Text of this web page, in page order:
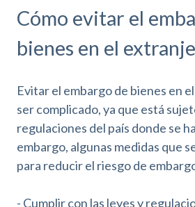
Cómo evitar el
bienes en el
Evitar el embargo de bienes en
ser complicado, ya que está
regulaciones del país donde se
embargo, algunas medidas que
para reducir el riesgo de
- Cumplir con las leyes y